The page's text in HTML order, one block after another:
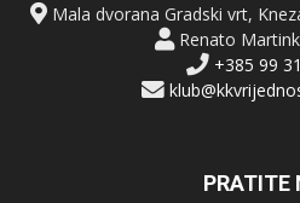
Mala dvorana Gradski vrt,
Renato
+385 99
PRATITE